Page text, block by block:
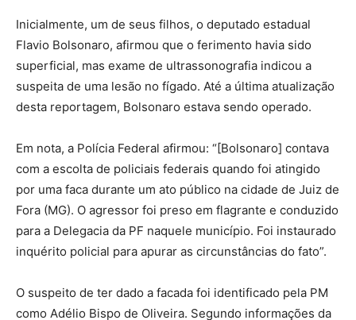
Inicialmente, um de seus filhos, o deputado estadual
Flavio Bolsonaro, afirmou que o ferimento havia sido
superficial, mas exame de ultrassonografia indicou a
suspeita de uma lesão no fígado. Até a última atualização
desta reportagem, Bolsonaro estava sendo operado.
Em nota, a Polícia Federal afirmou: “[Bolsonaro] contava
com a escolta de policiais federais quando foi atingido
por uma faca durante um ato público na cidade de Juiz de
Fora (MG). O agressor foi preso em flagrante e conduzido
para a Delegacia da PF naquele município. Foi instaurado
inquérito policial para apurar as circunstâncias do fato”.
O suspeito de ter dado a facada foi identificado pela PM
como Adélio Bispo de Oliveira. Segundo informações da